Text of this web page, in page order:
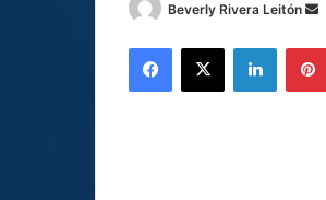
Beverly Rivera Leitón
Facebook
X